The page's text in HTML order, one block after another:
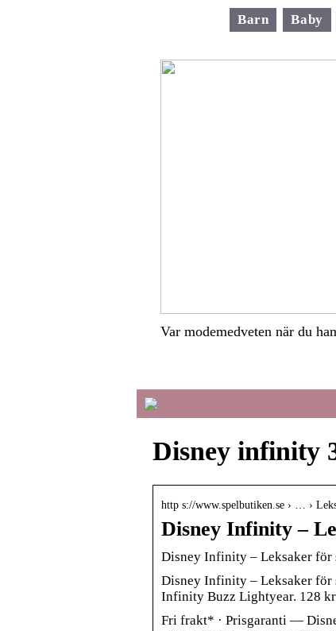
Barn Baby
Var modemedveten när du
Disney infinity
http s://www.spelbutiken.se › … ›
Disney Infinity –
Disney Infinity – Leksaker för
Disney Infinity – Leksaker för
Infinity Buzz Lightyear. 128
Fri frakt* · Prisgaranti —